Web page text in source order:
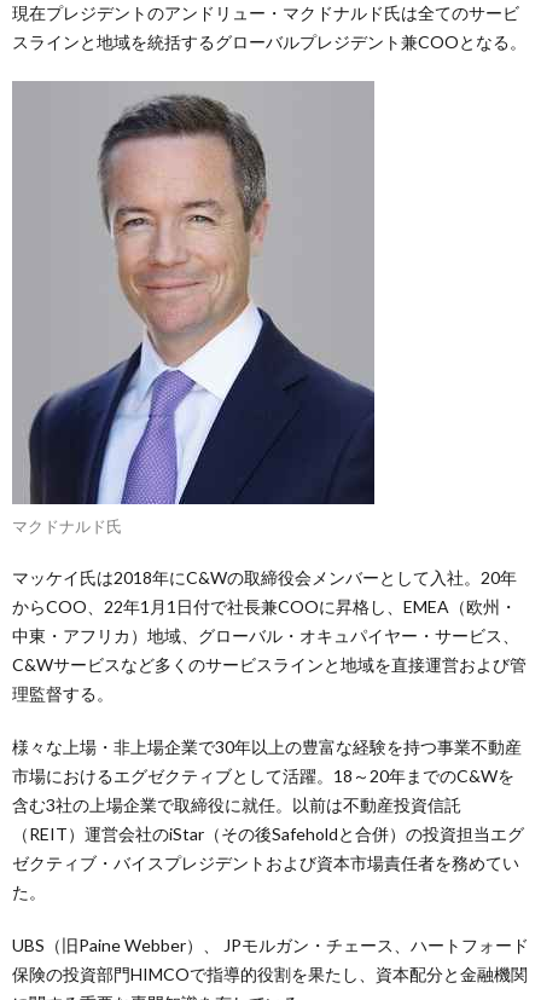
現在プレジデントのアンドリュー・マクドナルド氏は全てのサービ
スラインと地域を統括するグローバルプレジデント兼COOとなる。
マクドナルド氏
マッケイ氏は2018年にC&Wの取締役会メンバーとして入社。20年
からCOO、22年1月1日付で社長兼COOに昇格し、EMEA（欧州・
中東・アフリカ）地域、グローバル・オキュパイヤー・サービス、
C&Wサービスなど多くのサービスラインと地域を直接運営および管
理監督する。
様々な上場・非上場企業で30年以上の豊富な経験を持つ事業不動産
市場におけるエグゼクティブとして活躍。18～20年までのC&Wを
含む3社の上場企業で取締役に就任。以前は不動産投資信託
（REIT）運営会社のiStar（その後Safeholdと合併）の投資担当エグ
ゼクティブ・バイスプレジデントおよび資本市場責任者を務めてい
た。
UBS（旧Paine Webber）、 JPモルガン・チェース、ハートフォード
保険の投資部門HIMCOで指導的役割を果たし、資本配分と金融機関